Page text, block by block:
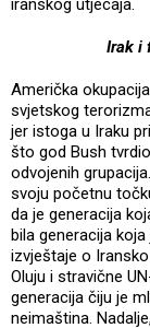
iranskog utjecaja.
Irak i
Američka
svjetskog
jer istoga u Iraku
što god Bush
odvojenih
svoju početnu
da je generacija
bila generacija
izvještaje o
Oluju i stravične
generacija čiju je
neimaština.